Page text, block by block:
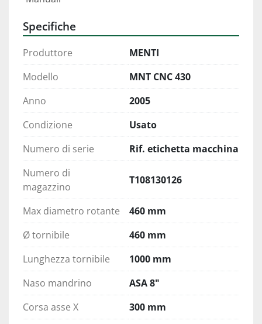
Specifiche
Produttore
MENTI
Modello
MNT CNC 430
Anno
2005
Condizione
Usato
Numero di serie
Rif. etichetta macchina
Numero di
magazzino
T108130126
Max diametro rotante
460 mm
Ø tornibile
460 mm
Lunghezza tornibile
1000 mm
Naso mandrino
ASA 8"
Corsa asse X
300 mm